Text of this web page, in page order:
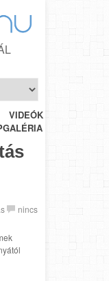
VIDEÓK
HÉTRŐL-
nincs